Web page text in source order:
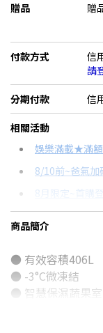
贈品 贈
付款方式
信
請
分期付款 信
＊實際可分期數、適
信用卡分期
分期數
6期 0利率
12期 0利率
18期 0利率
相關活動
娛樂滿載★滿
8/10前~爸氣加
8月限定~首購
台灣大哥大
商品簡介
● 有效容積406L
● -3°C微凍結
● 智慧保濕蔬果室